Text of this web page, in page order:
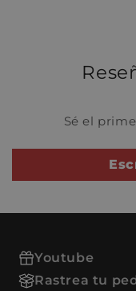
Ventajas de
Productos de alta
Atención al cliente
Sé el
Youtube
Rastrea tu